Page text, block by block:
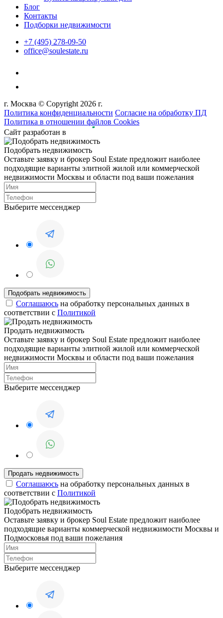
Блог
Контакты
Подборки недвижимости
+7 (495) 278-09-50
office@soulestate.ru
г. Москва © Copyright 2026 г.
Политика конфиденциальности Согласие на обработку ПД
Политика в отношении файлов Cookies
Сайт разработан в
Подобрать недвижимость
Оставьте заявку и брокер Soul Estate предложит наиболее
подходящие варианты элитной жилой или коммерческой
недвижимости Москвы и области под ваши пожелания
Выберите мессенджер
Соглашаюсь на обработку персональных данных в
соответствии с Политикой
Продать недвижимость
Оставьте заявку и брокер Soul Estate предложит наиболее
подходящие варианты элитной жилой или коммерческой
недвижимости Москвы и области под ваши пожелания
Выберите мессенджер
Соглашаюсь на обработку персональных данных в
соответствии с Политикой
Подобрать недвижимость
Оставьте заявку и брокер Soul Estate предложит наиболее
подходящие варианты коммерческой недвижимости Москвы и
Подмосковья под ваши пожелания
Выберите мессенджер